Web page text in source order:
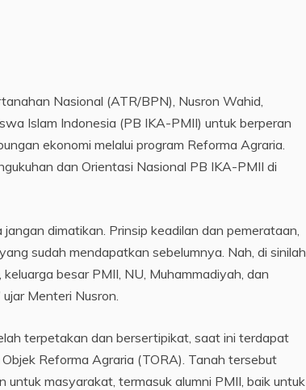
Nasional (ATR/BPN), Nusron Wahid,
Islam Indonesia (PB IKA-PMII) untuk berperan
ekonomi melalui program Reforma Agraria.
dan Orientasi Nasional PB IKA-PMII di
dimatikan. Prinsip keadilan dan pemerataan,
sudah mendapatkan sebelumnya. Nah, di sinilah
besar PMII, NU, Muhammadiyah, dan
Menteri Nusron.
terpetakan dan bersertipikat, saat ini terdapat
Reforma Agraria (TORA). Tanah tersebut
masyarakat, termasuk alumni PMII, baik untuk